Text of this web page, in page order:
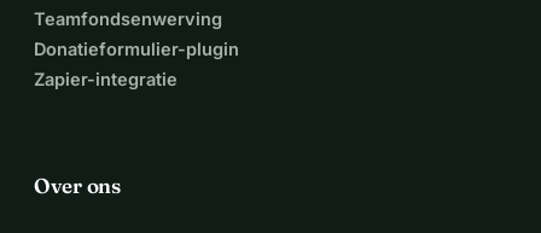
Teamfondsenwerving
Donatieformulier-plugin
Zapier-integratie
Over ons